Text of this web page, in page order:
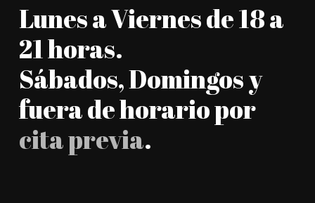
Lunes a Viernes de 18 a
21 horas.
Sábados, Domingos y
fuera de horario por
cita previa.